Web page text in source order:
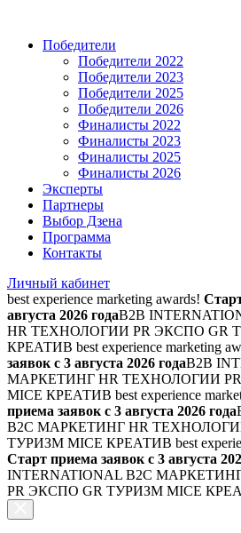
Победители
Победители 2022
Победители 2023
Победители 2025
Победители 2026
Финалисты 2022
Финалисты 2023
Финалисты 2025
Финалисты 2026
Эксперты
Партнеры
Выбор Дзена
Программа
Контакты
Личный кабинет
best experience marketing awards!
августа 2026 годаB2B
HR ТЕХНОЛОГИИ PR ЭКСПО GR
КРЕАТИВ best experience marketing
заявок с 3 августа 2026 годаB2B
МАРКЕТИНГ HR ТЕХНОЛОГИИ
MICE КРЕАТИВ best experience
приема заявок с 3 августа 2026 года
B2C МАРКЕТИНГ HR
ТУРИЗМ MICE КРЕАТИВ best
Старт приема заявок с 3 августа
INTERNATIONAL B2C
PR ЭКСПО GR ТУРИЗМ MICE